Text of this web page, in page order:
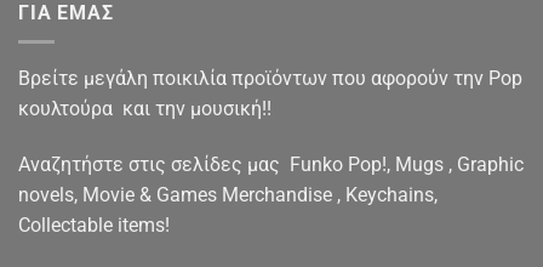
ΓΙΑ ΕΜΑΣ
Βρείτε μεγάλη ποικιλία προϊόντων που αφορούν την Pop
κουλτούρα και την μουσική!!
Αναζητήστε στις σελίδες μας Funko Pop!, Mugs , Graphic
novels, Movie & Games Merchandise , Keychains,
Collectable items!